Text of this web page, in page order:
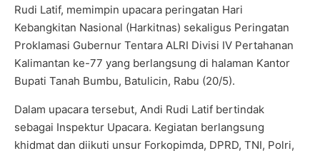
Rudi Latif, memimpin upacara peringatan Hari
Kebangkitan Nasional (Harkitnas) sekaligus Peringatan
Proklamasi Gubernur Tentara ALRI Divisi IV Pertahanan
Kalimantan ke-77 yang berlangsung di halaman Kantor
Bupati Tanah Bumbu, Batulicin, Rabu (20/5).
Dalam upacara tersebut, Andi Rudi Latif bertindak
sebagai Inspektur Upacara. Kegiatan berlangsung
khidmat dan diikuti unsur Forkopimda, DPRD, TNI, Polri,